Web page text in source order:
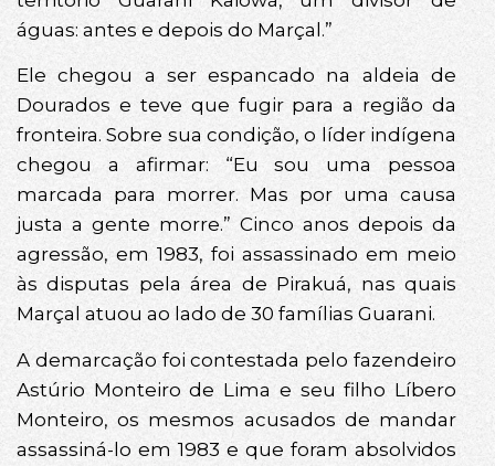
águas: antes e depois do Marçal.”
Ele chegou a ser espancado na aldeia de
Dourados e teve que fugir para a região da
fronteira. Sobre sua condição, o líder indígena
chegou a afirmar: “Eu sou uma pessoa
marcada para morrer. Mas por uma causa
justa a gente morre.” Cinco anos depois da
agressão, em 1983, foi assassinado em meio
às disputas pela área de Pirakuá, nas quais
Marçal atuou ao lado de 30 famílias Guarani.
A demarcação foi contestada pelo fazendeiro
Astúrio Monteiro de Lima e seu filho Líbero
Monteiro, os mesmos acusados de mandar
assassiná-lo em 1983 e que foram absolvidos